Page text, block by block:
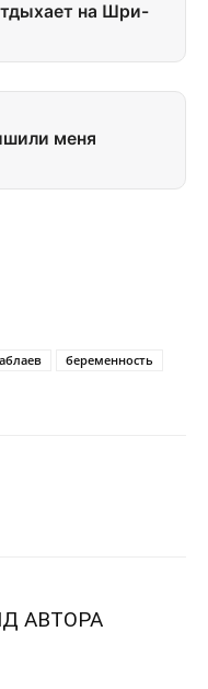
на Шри-
меня
беременность
АВТОРА